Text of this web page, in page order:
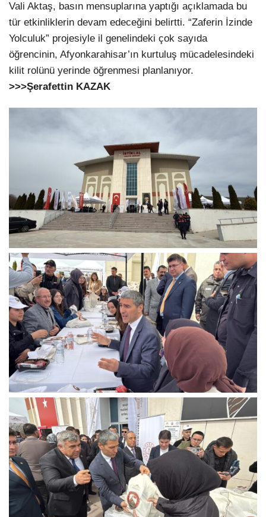
Vali Aktaş, basın mensuplarına yaptığı açıklamada bu
tür etkinliklerin devam edeceğini belirtti. “Zaferin İzinde
Yolculuk” projesiyle il genelindeki çok sayıda
öğrencinin, Afyonkarahisar’ın kurtuluş mücadelesindeki
kilit rolünü yerinde öğrenmesi planlanıyor.
>>>Şerafettin KAZAK